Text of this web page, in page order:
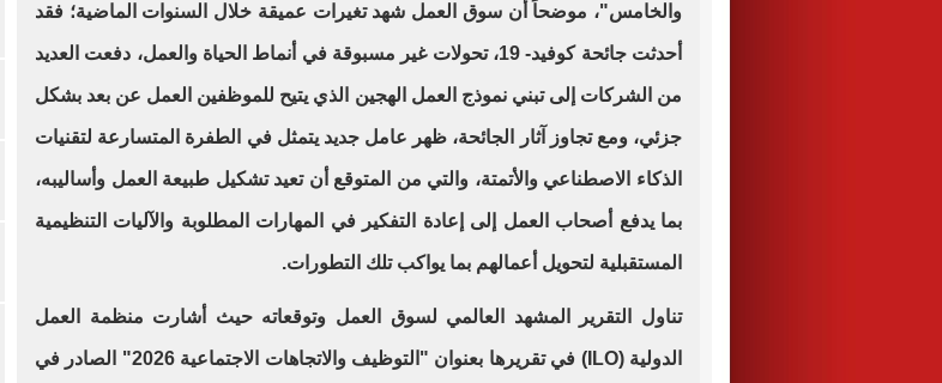
والخامس"، موضحاً أن سوق العمل شهد تغيرات عميقة خلال السنوات الماضية؛ فقد
أحدثت جائحة كوفيد- 19، تحولات غير مسبوقة في أنماط الحياة والعمل، دفعت العديد
من الشركات إلى تبني نموذج العمل الهجين الذي يتيح للموظفين العمل عن بعد بشكل
جزئي، ومع تجاوز آثار الجائحة، ظهر عامل جديد يتمثل في الطفرة المتسارعة لتقنيات
الذكاء الاصطناعي والأتمتة، والتي من المتوقع أن تعيد تشكيل طبيعة العمل وأساليبه،
بما يدفع أصحاب العمل إلى إعادة التفكير في المهارات المطلوبة والآليات التنظيمية
المستقبلية لتحويل أعمالهم بما يواكب تلك التطورات.
تناول التقرير المشهد العالمي لسوق العمل وتوقعاته حيث أشارت منظمة العمل
الدولية (ILO) في تقريرها بعنوان "التوظيف والاتجاهات الاجتماعية 2026" الصادر في